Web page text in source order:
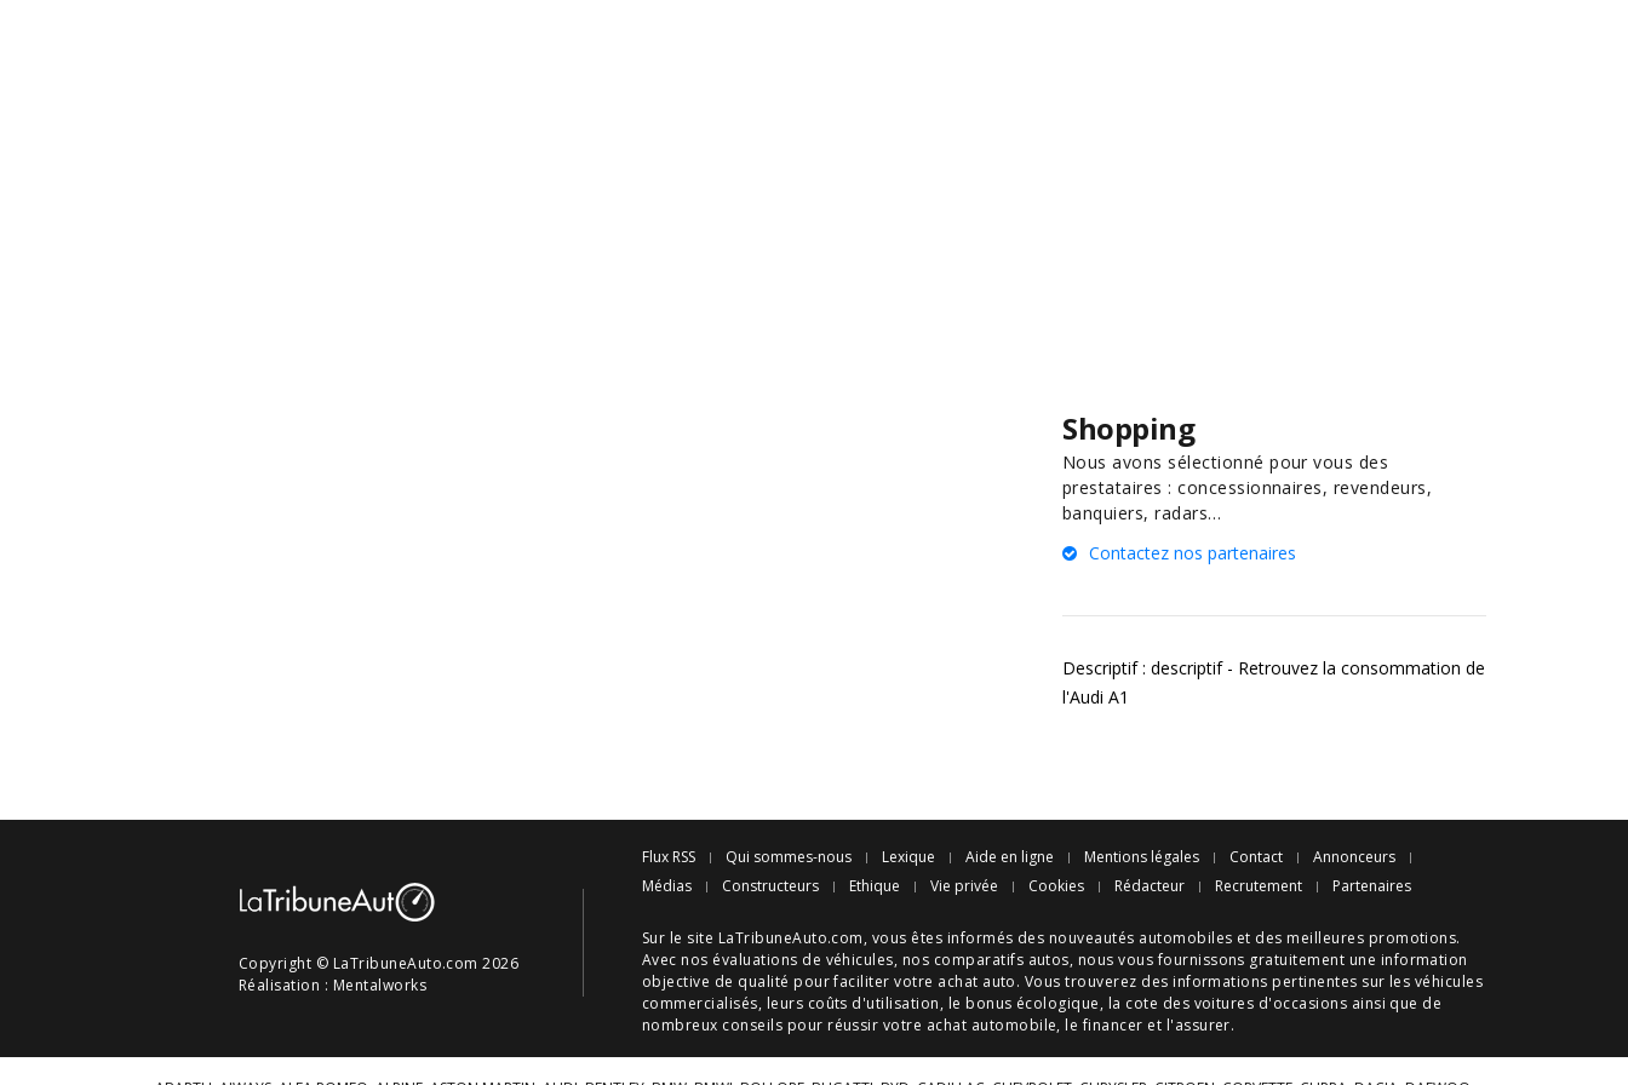
Shopping
Nous avons sélectionné pour vous des
prestataires : concessionnaires, revendeurs,
banquiers, radars…
Contactez nos partenaires
Descriptif : descriptif - Retrouvez la consommation de
l'Audi A1
Copyright © LaTribuneAuto.com 2026
Réalisation : Mentalworks
Flux RSS Qui sommes-nous Lexique Aide en ligne Mentions légales Contact
Annonceurs
Médias
Constructeurs Ethique Vie privée Cookies Rédacteur Recrutement Partenaires
Sur le site LaTribuneAuto.com, vous êtes informés des nouveautés automobiles et des meilleures promotions.
Avec nos évaluations de véhicules, nos comparatifs autos, nous vous fournissons gratuitement une information
objective de qualité pour faciliter votre achat auto. Vous trouverez des informations pertinentes sur les véhicules
commercialisés, leurs coûts d'utilisation, le bonus écologique, la cote des voitures d'occasions ainsi que de
nombreux conseils pour réussir votre achat automobile, le financer et l'assurer.